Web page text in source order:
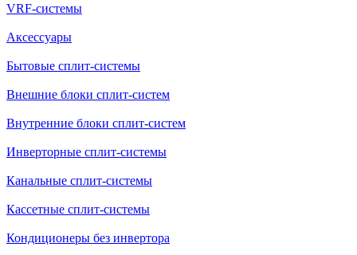
VRF-системы
Аксессуары
Бытовые сплит-системы
Внешние блоки сплит-систем
Внутренние блоки сплит-систем
Инверторные сплит-системы
Канальные сплит-системы
Кассетные сплит-системы
Кондиционеры без инвертора